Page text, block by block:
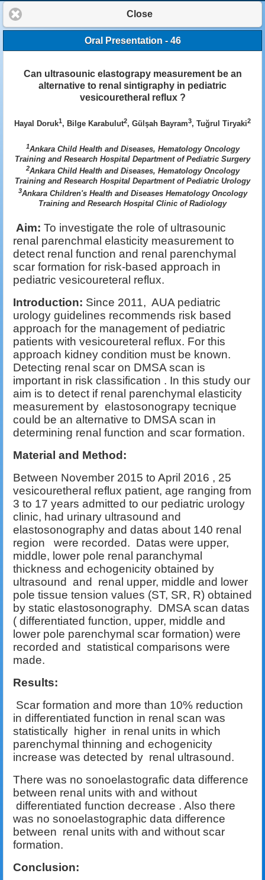
Close
Oral Presentation - 46
Can ultrasounic elastograpy measurement be an
alternative to renal sintigraphy in pediatric
vesicouretheral reflux ?
Hayal Doruk1, Bilge Karabulut2, Gülşah Bayram3, Tuğrul Tiryaki2
1Ankara Child Health and Diseases, Hematology Oncology
Training and Research Hospital Department of Pediatric Surgery
2Ankara Child Health and Diseases, Hematology Oncology
Training and Research Hospital Department of Pediatric Urology
3Ankara Children's Health and Diseases Hematology Oncology
Training and Research Hospital Clinic of Radiology
Aim: To investigate the role of ultrasounic
renal parenchmal elasticity measurement to
detect renal function and renal parenchymal
scar formation for risk-based approach in
pediatric vesicoureteral reflux.
Introduction: Since 2011, AUA pediatric
urology guidelines recommends risk based
approach for the management of pediatric
patients with vesicoureteral reflux. For this
approach kidney condition must be known.
Detecting renal scar on DMSA scan is
important in risk classification . In this study our
aim is to detect if renal parenchymal elasticity
measurement by elastosonograpy tecnique
could be an alternative to DMSA scan in
determining renal function and scar formation.
Material and Method:
Between November 2015 to April 2016 , 25
vesicouretheral reflux patient, age ranging from
3 to 17 years admitted to our pediatric urology
clinic, had urinary ultrasound and
elastosonography and datas about 140 renal
region were recorded. Datas were upper,
middle, lower pole renal paranchymal
thickness and echogenicity obtained by
ultrasound and renal upper, middle and lower
pole tissue tension values (ST, SR, R) obtained
by static elastosonography. DMSA scan datas
( differentiated function, upper, middle and
lower pole parenchymal scar formation) were
recorded and statistical comparisons were
made.
Results:
Scar formation and more than 10% reduction
in differentiated function in renal scan was
statistically higher in renal units in which
parenchymal thinning and echogenicity
increase was detected by renal ultrasound.
There was no sonoelastografic data difference
between renal units with and without
differentiated function decrease . Also there
was no sonoelastographic data difference
between renal units with and without scar
formation.
Conclusion: